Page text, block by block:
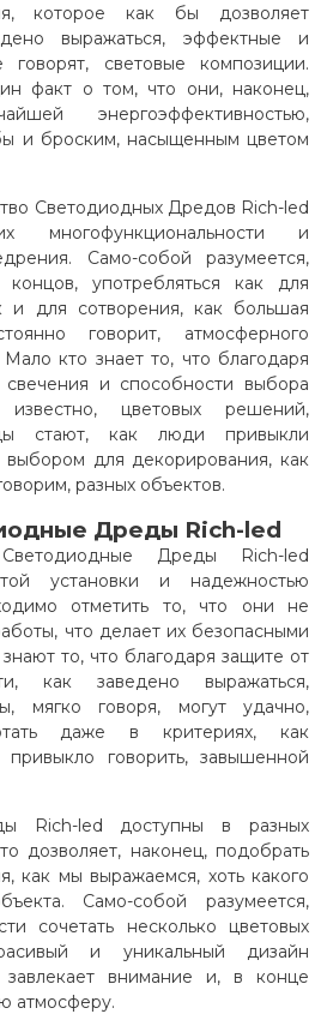
которое как бы дозволяет
выражаться, эффектные и
говорят, световые композиции.
факт о том, что они, наконец,
энергоэффективностью,
и броским, насыщенным цветом
Светодиодных Дредов Rich-led
многофункциональности и
Само-собой разумеется,
употребляться как для
и для сотворения, как большая
говорит, атмосферного
кто знает то, что благодаря
и способности выбора
цветовых решений,
стают, как люди привыкли
выбором для декорирования, как
разных объектов.
Дреды Rich-led
Дреды Rich-led
установки и надежностью
отметить то, что они не
что делает их безопасными
то, что благодаря защите от
как заведено выражаться,
мягко говоря, могут удачно,
даже в критериях, как
говорить, завышенной
Rich-led доступны в разных
дозволяет, наконец, подобрать
как мы выражаемся, хоть какого
Само-собой разумеется,
сочетать несколько цветовых
и уникальный дизайн
внимание и, в конце
атмосферу.